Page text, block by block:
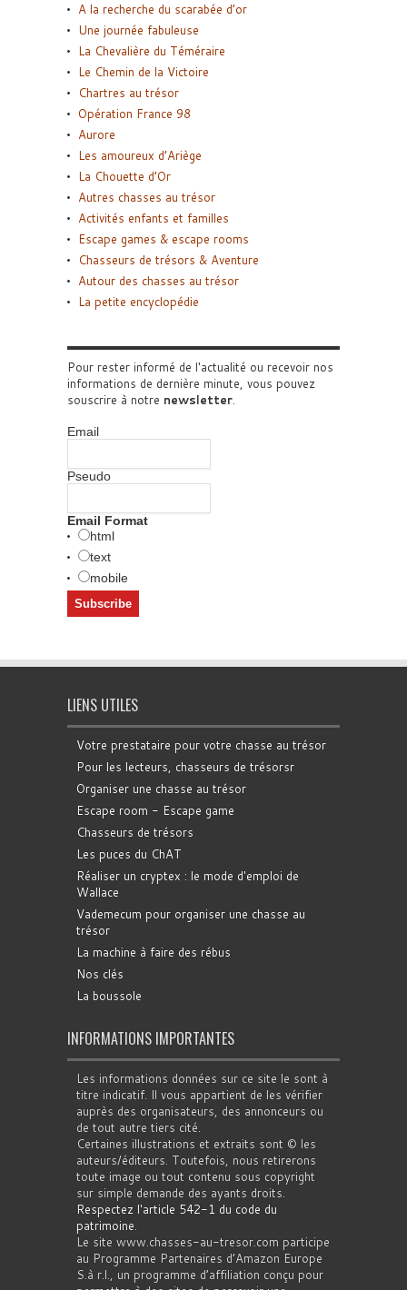
A la recherche du scarabée d’or
Une journée fabuleuse
La Chevalière du Téméraire
Le Chemin de la Victoire
Chartres au trésor
Opération France 98
Aurore
Les amoureux d’Ariège
La Chouette d’Or
Autres chasses au trésor
Activités enfants et familles
Escape games & escape rooms
Chasseurs de trésors & Aventure
Autour des chasses au trésor
La petite encyclopédie
Pour rester informé de l'actualité ou recevoir nos
informations de dernière minute, vous pouvez
souscrire à notre newsletter.
Email
Pseudo
Email Format
html
text
mobile
LIENS UTILES
Votre prestataire pour votre chasse au trésor
Pour les lecteurs, chasseurs de trésorsr
Organiser une chasse au trésor
Escape room - Escape game
Chasseurs de trésors
Les puces du ChAT
Réaliser un cryptex : le mode d'emploi de
Wallace
Vademecum pour organiser une chasse au
trésor
La machine à faire des rébus
Nos clés
La boussole
INFORMATIONS IMPORTANTES
Les informations données sur ce site le sont à
titre indicatif. Il vous appartient de les vérifier
auprès des organisateurs, des annonceurs ou
de tout autre tiers cité.
Certaines illustrations et extraits sont © les
auteurs/éditeurs. Toutefois, nous retirerons
toute image ou tout contenu sous copyright
sur simple demande des ayants droits.
Respectez l'article 542-1 du code du
patrimoine.
Le site www.chasses-au-tresor.com participe
au Programme Partenaires d’Amazon Europe
S.à r.l., un programme d’affiliation conçu pour